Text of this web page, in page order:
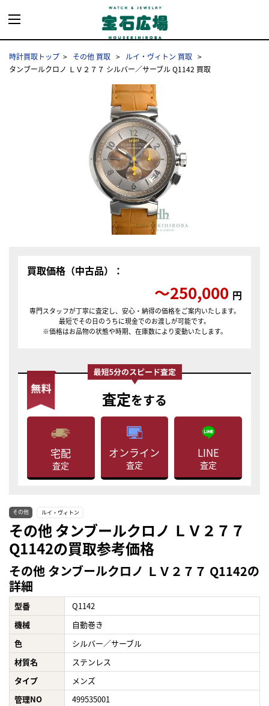
時計買取トップ その他 買取
ルイ・ヴィトン 買取
タンブールクロノ ＬＶ２７７ シルバー／サーブル Q1142 買取
買取価格（中古品）：
〜250,000 円
専門スタッフが丁寧に査定し、安心・納得の価格をご案内いたします。
最短でその日のうちに現金でのお渡しが可能です。
※価格はお品物の状態や時期、在庫数により変動いたします。
査定をする
宅配
査定
オンライン
査定
LINE
査定
その他 ルイ・ヴィトン
その他 タンブールクロノ ＬＶ２７７
Q1142の買取参考価格
その他 タンブールクロノ ＬＶ２７７ Q1142の
詳細
型番
Q1142
機械
自動巻き
色
シルバー／サーブル
材質名
ステンレス
タイプ
メンズ
管理NO
499535001